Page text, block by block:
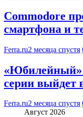
Commodore
смартфона и
Ferra.ru2 месяца спустя
«Юбилейный»
серии выйдет
Ferra.ru2 месяца спустя
Август 2026